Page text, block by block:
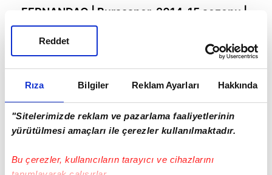
Rıza Bilgiler Reklam Ayarları Hakkında
"Sitelerimizde reklam ve pazarlama faaliyetlerinin
yürütülmesi amaçları ile çerezler kullanılmaktadır.
Bu çerezler, kullanıcıların tarayıcı ve cihazlarını
Reddet
FERNANDAO | Bursaspor, 2014-15 sezonu |
22 gol